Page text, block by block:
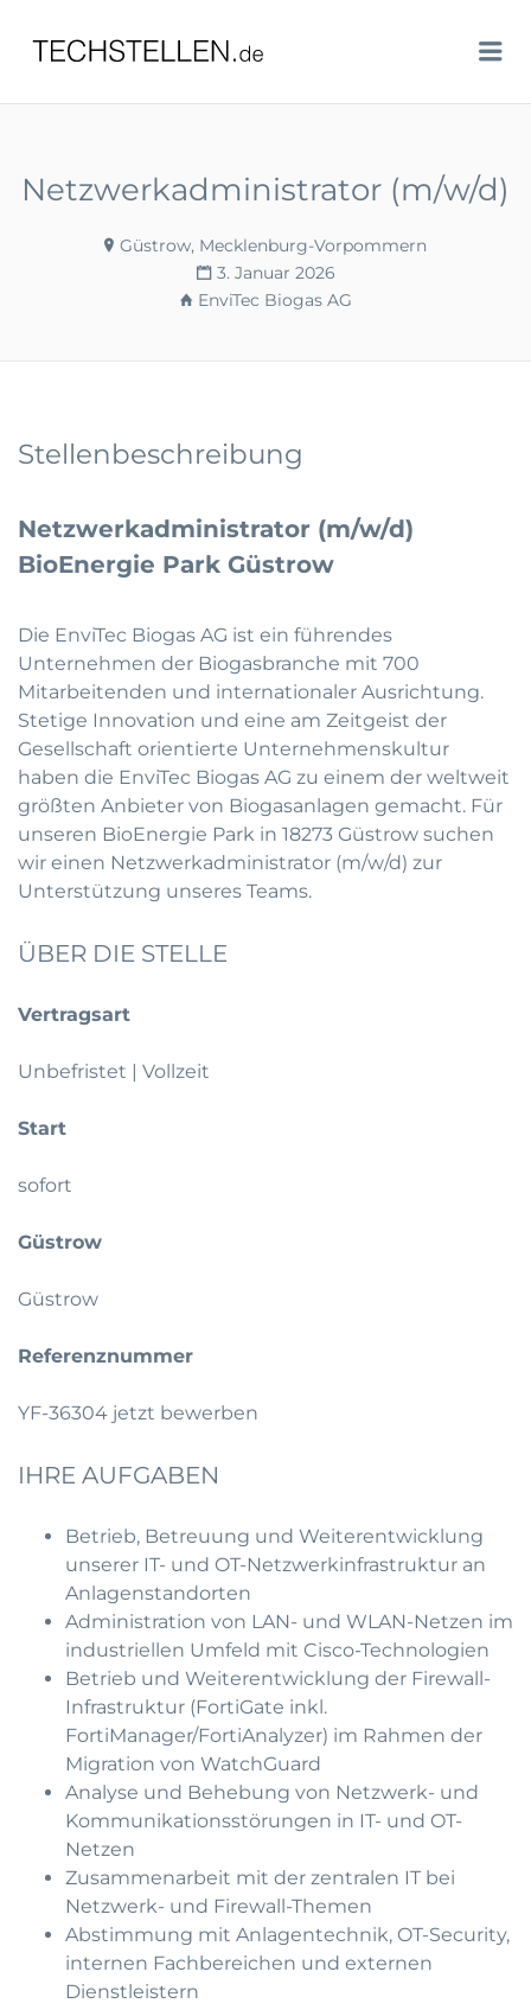
TECHSTELLEN.DE
Netzwerkadministrator (m/w/d)
Güstrow, Mecklenburg-Vorpommern
3. Januar 2026
EnviTec Biogas AG
Stellenbeschreibung
Netzwerkadministrator (m/w/d)
BioEnergie Park Güstrow
Die EnviTec Biogas AG ist ein führendes
Unternehmen der Biogasbranche mit 700
Mitarbeitenden und internationaler Ausrichtung.
Stetige Innovation und eine am Zeitgeist der
Gesellschaft orientierte Unternehmenskultur
haben die EnviTec Biogas AG zu einem der weltweit
größten Anbieter von Biogasanlagen gemacht. Für
unseren BioEnergie Park in 18273 Güstrow suchen
wir einen Netzwerkadministrator (m/w/d) zur
Unterstützung unseres Teams.
ÜBER DIE STELLE
Vertragsart
Unbefristet | Vollzeit
Start
sofort
Güstrow
Güstrow
Referenznummer
YF-36304 jetzt bewerben
IHRE AUFGABEN
Betrieb, Betreuung und Weiterentwicklung
unserer IT- und OT-Netzwerkinfrastruktur an
Anlagenstandorten
Administration von LAN- und WLAN-Netzen im
industriellen Umfeld mit Cisco-Technologien
Betrieb und Weiterentwicklung der Firewall-
Infrastruktur (FortiGate inkl.
FortiManager/FortiAnalyzer) im Rahmen der
Migration von WatchGuard
Analyse und Behebung von Netzwerk- und
Kommunikationsstörungen in IT- und OT-
Netzen
Zusammenarbeit mit der zentralen IT bei
Netzwerk- und Firewall-Themen
Abstimmung mit Anlagentechnik, OT-Security,
internen Fachbereichen und externen
Dienstleistern